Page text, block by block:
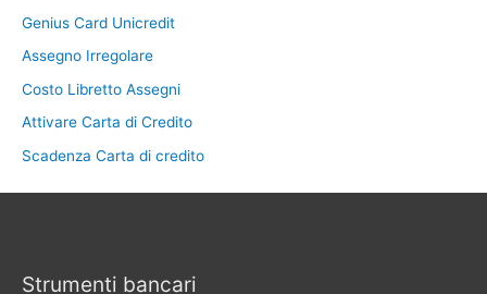
Genius Card Unicredit
Assegno Irregolare
Costo Libretto Assegni
Attivare Carta di Credito
Scadenza Carta di credito
Strumenti bancari